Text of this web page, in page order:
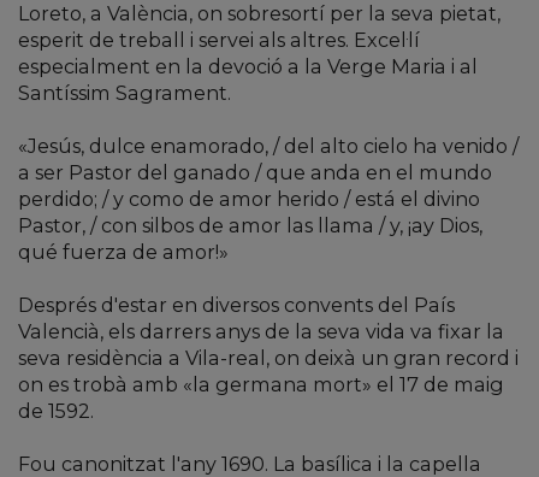
Loreto, a València, on sobresortí per la seva pietat,
esperit de treball i servei als altres. Excel·lí
especialment en la devoció a la Verge Maria i al
Santíssim Sagrament.
«Jesús, dulce enamorado, / del alto cielo ha venido /
a ser Pastor del ganado / que anda en el mundo
perdido; / y como de amor herido / está el divino
Pastor, / con silbos de amor las llama / y, ¡ay Dios,
qué fuerza de amor!»
Després d'estar en diversos convents del País
Valencià, els darrers anys de la seva vida va fixar la
seva residència a Vila-real, on deixà un gran record i
on es trobà amb «la germana mort» el 17 de maig
de 1592.
Fou canonitzat l'any 1690. La basílica i la capella